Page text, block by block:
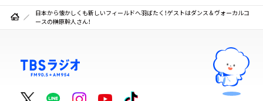
日本から懐かしくも新しいフィールドへ羽ばたく！ゲストはダンス＆ヴォーカルコ
ースの榊原幹人さん！